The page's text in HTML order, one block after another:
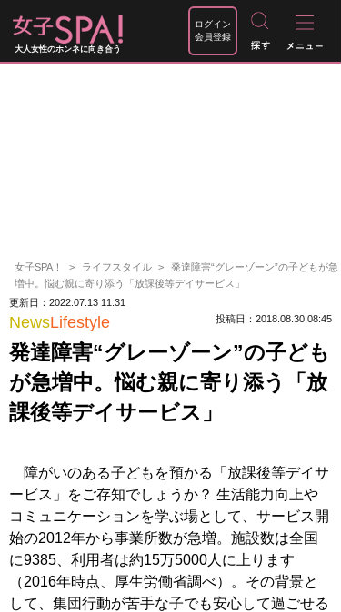
大人女性のホンネに向き合う
ログイン
会員登録
女子SPA！ ライフスタイル
発達障害“グレーゾーン”の子どもが急
増中。悩む親に寄り添う「放課後等デイサービス」
更新日：2022.07.13 11:31
NewsLifestyle 投稿日：2018.08.30 08:45
発達障害“グレーゾーン”の子ども
が急増中。悩む親に寄り添う「放
課後等デイサービス」
障がいのある子どもを預かる「放課後等デイサ
ービス」をご存知でしょうか？ 生活能力向上や
コミュニケーションを学ぶ場として、サービス開
始の2012年から事業所数が急増。施設数は全国
に9385、利用者は約15万5000人に上ります
（2016年時点、厚生労働省調べ）。その背景と
して、集団行動が苦手な子でも安心して過ごせる